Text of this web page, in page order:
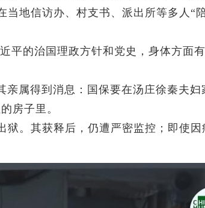
当地信访办、村支书、派出所等多人“
平的治国理政方针和党史，身体方面
亲属得到消息：国保要在汤庄徐秦夫妇
房子里。
狱。其获释后，仍遭严密监控；即使